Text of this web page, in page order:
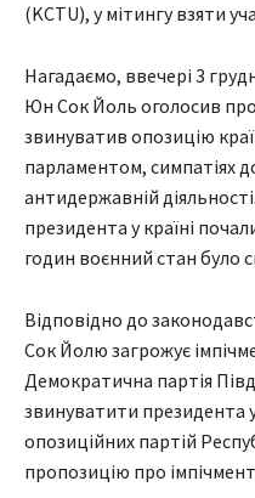
(KCTU), у мітингу взяти
Нагадаємо, ввечері 3
Юн Сок Йоль оголосив
звинуватив опозицію
парламентом, симпатіях
антидержавній
президента у країні
годин воєнний стан було
Відповідно до
Сок Йолю загрожує
Демократична партія
звинуватити президента
опозиційних партій
пропозицію про